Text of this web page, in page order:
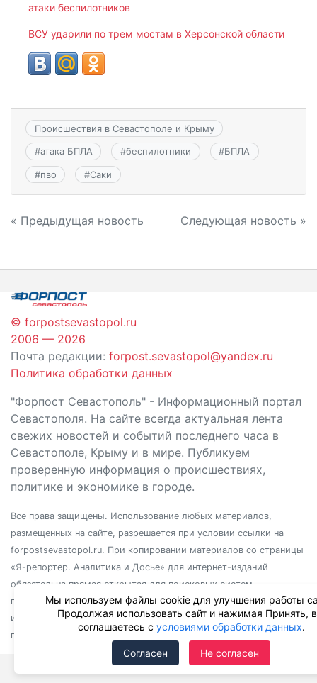
атаки беспилотников
ВСУ ударили по трем мостам в Херсонской области
Происшествия в Севастополе и Крыму
#атака БПЛА #беспилотники #БПЛА
#пво #Саки
Навигация
записям
« Предыдущая новость Следующая новость »
© forpostsevastopol.ru
2006 — 2026
Почта редакции: forpost.sevastopol@yandex.ru
Политика обработки данных
"Форпост Севастополь" - Информационный портал
Севастополя. На сайте всегда актуальная лента
свежих новостей и событий последнего часа в
Севастополе, Крыму и в мире. Публикуем
проверенную информация о происшествиях,
политике и экономике в городе.
Все права защищены. Использование любых материалов,
размещенных на сайте, разрешается при условии ссылки на
forpostsevastopol.ru. При копировании материалов со страницы
«Я-репортер. Аналитика и Досье» для интернет-изданий
обязательна прямая открытая для поисковых систем
гиперссылка. Независимо от полного или частичного
использования материалов, ссылка должна быть размещена в
подзаголовке или первом абзаце материала.
Мы используем файлы cookie для улучшения работы
Продолжая использовать сайт и нажимая Принять,
соглашаетесь с условиями обработки данных.
Согласен Не согласен